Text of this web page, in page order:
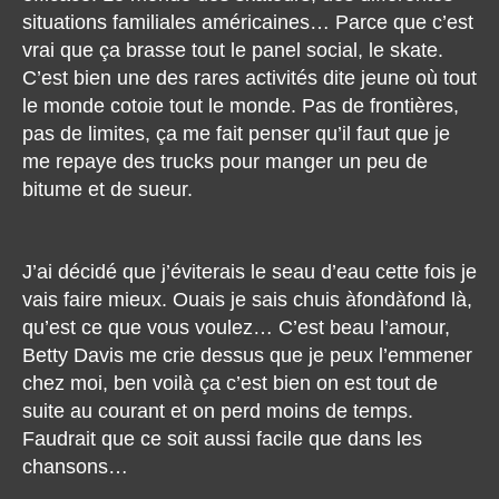
situations familiales américaines… Parce que c’est
vrai que ça brasse tout le panel social, le skate.
C’est bien une des rares activités dite jeune où tout
le monde cotoie tout le monde. Pas de frontières,
pas de limites, ça me fait penser qu’il faut que je
me repaye des trucks pour manger un peu de
bitume et de sueur.
J’ai décidé que j’éviterais le seau d’eau cette fois je
vais faire mieux. Ouais je sais chuis àfondàfond là,
qu’est ce que vous voulez… C’est beau l’amour,
Betty Davis me crie dessus que je peux l’emmener
chez moi, ben voilà ça c’est bien on est tout de
suite au courant et on perd moins de temps.
Faudrait que ce soit aussi facile que dans les
chansons…